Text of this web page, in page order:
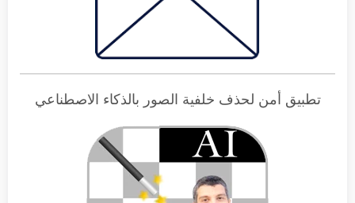
تطبيق أمن لحذف خلفية الصور بالذكاء الاصطناعي